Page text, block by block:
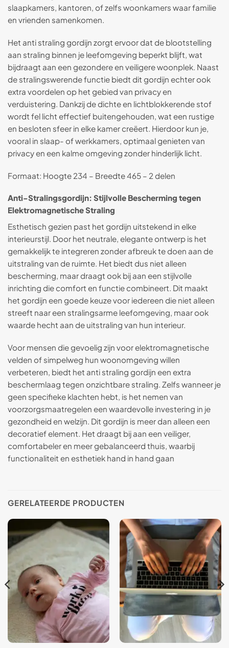
slaapkamers, kantoren, of zelfs woonkamers waar familie
en vrienden samenkomen.
Het anti straling gordijn zorgt ervoor dat de blootstelling
aan straling binnen je leefomgeving beperkt blijft, wat
bijdraagt aan een gezondere en veiligere woonplek. Naast
de stralingswerende functie biedt dit gordijn echter ook
extra voordelen op het gebied van privacy en
verduistering. Dankzij de dichte en lichtblokkerende stof
wordt fel licht effectief buitengehouden, wat een rustige
en besloten sfeer in elke kamer creëert. Hierdoor kun je,
vooral in slaap- of werkkamers, optimaal genieten van
privacy en een kalme omgeving zonder hinderlijk licht.
Formaat: Hoogte 234 – Breedte 465 – 2 delen
Anti-Stralingsgordijn: Stijlvolle Bescherming tegen
Elektromagnetische Straling
Esthetisch gezien past het gordijn uitstekend in elke
interieurstijl. Door het neutrale, elegante ontwerp is het
gemakkelijk te integreren zonder afbreuk te doen aan de
uitstraling van de ruimte. Het biedt dus niet alleen
bescherming, maar draagt ook bij aan een stijlvolle
inrichting die comfort en functie combineert. Dit maakt
het gordijn een goede keuze voor iedereen die niet alleen
streeft naar een stralingsarme leefomgeving, maar ook
waarde hecht aan de uitstraling van hun interieur.
Voor mensen die gevoelig zijn voor elektromagnetische
velden of simpelweg hun woonomgeving willen
verbeteren, biedt het anti straling gordijn een extra
beschermlaag tegen onzichtbare straling. Zelfs wanneer je
geen specifieke klachten hebt, is het nemen van
voorzorgsmaatregelen een waardevolle investering in je
gezondheid en welzijn. Dit gordijn is meer dan alleen een
decoratief element. Het draagt bij aan een veiliger,
comfortabeler en meer gebalanceerd thuis, waarbij
functionaliteit en esthetiek hand in hand gaan
GERELATEERDE PRODUCTEN